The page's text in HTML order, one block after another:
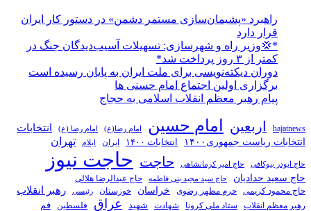
راهبرد «پشیمان‌سازی مستمر دشمن» در دستور کار ایران
قرار دارد
*💢وزیر راه و شهرسازی: تسهیلات آسیب‌دیدگان جنگ در
کمتر از ۳ روز پرداخت شد*
دوران دیکته‌نویسی برای ملت ایران به پایان رسیده است
برگزاری اولین اجتماع امام حسنی ها
پیام رهبر معظم انقلاب اسلامی به حجاج
hajatnews اربعین امام حسین امام رضا(ع) امام رضا (ع) انتخابات
انتخابات ریاست جمهوری۱۴۰۰ انتخابات ۱۴۰۰ ایران ایلام تهران
حاج ابوذر بیوکافی حاج امیر کرمانشاهی حاجت حاجت نیوز
حاج سعید حدادیان حاج سید مجید بنی فاطمه
حاج عبدالرضا هلالی
حاج محمود کریمی
حرم مطهر رضوی خراسان خوزستان رئیسی رهبر انقلاب
رهبر معظم انقلاب ستاد ملی کرونا شهادت شهید عراق فلسطین قم